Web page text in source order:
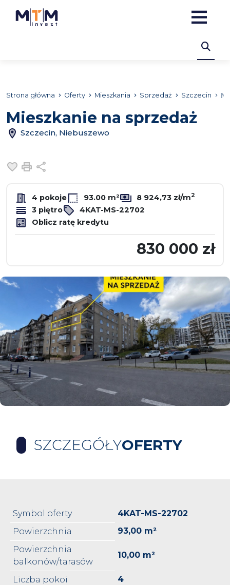
Strona główna Oferty Mieszkania Sprzedaż Szczecin
Mieszkanie na sprzedaż
Szczecin, Niebuszewo
Dodaj do ulubionych
Drukuj
4 pokoje 93.00 m² 8 924,73 zł/m2
3 piętro
4KAT-MS-22702
Oblicz ratę kredytu
830 000 zł
SZCZEGÓŁYOFERTY
Symbol oferty
4KAT-MS-22702
Powierzchnia
93,00 m²
Powierzchnia
balkonów/tarasów
10,00 m²
Liczba pokoi
4